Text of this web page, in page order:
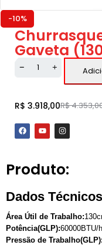
-10%
Gaveta
R$
R$ 3.918,00
Produto:
Dados Técnicos
Área Útil de Trabalho:
Potência(GLP):60000BTU/h
Pressão de Trabalho(GLP):